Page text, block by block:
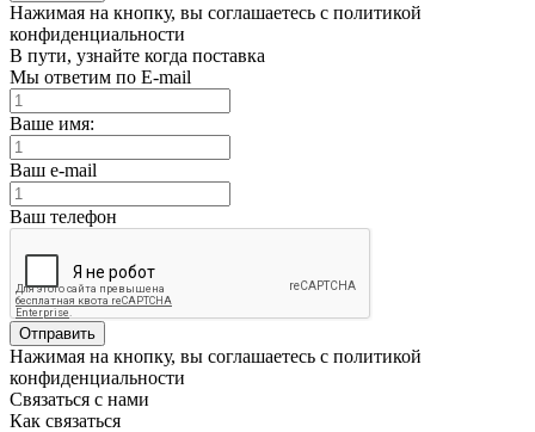
Нажимая на кнопку, вы соглашаетесь с политикой
конфиденциальности
В пути, узнайте когда поставка
Мы ответим по E-mail
Ваше имя:
Ваш e-mail
Ваш телефон
Отправить
Нажимая на кнопку, вы соглашаетесь с политикой
конфиденциальности
Связаться с нами
Как связаться